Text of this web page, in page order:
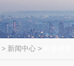
> 新闻中心 >